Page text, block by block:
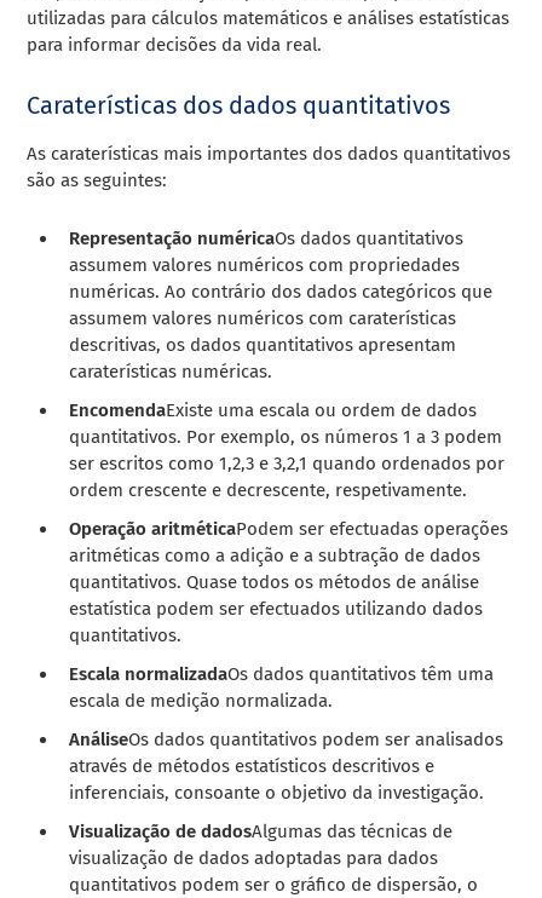
utilizadas para cálculos matemáticos e análises estatísticas
para informar decisões da vida real.
Caraterísticas dos dados quantitativos
As caraterísticas mais importantes dos dados quantitativos
são as seguintes:
Representação numéricaOs dados quantitativos
assumem valores numéricos com propriedades
numéricas. Ao contrário dos dados categóricos que
assumem valores numéricos com caraterísticas
descritivas, os dados quantitativos apresentam
caraterísticas numéricas.
EncomendaExiste uma escala ou ordem de dados
quantitativos. Por exemplo, os números 1 a 3 podem
ser escritos como 1,2,3 e 3,2,1 quando ordenados por
ordem crescente e decrescente, respetivamente.
Operação aritméticaPodem ser efectuadas operações
aritméticas como a adição e a subtração de dados
quantitativos. Quase todos os métodos de análise
estatística podem ser efectuados utilizando dados
quantitativos.
Escala normalizadaOs dados quantitativos têm uma
escala de medição normalizada.
AnáliseOs dados quantitativos podem ser analisados
através de métodos estatísticos descritivos e
inferenciais, consoante o objetivo da investigação.
Visualização de dadosAlgumas das técnicas de
visualização de dados adoptadas para dados
quantitativos podem ser o gráfico de dispersão, o